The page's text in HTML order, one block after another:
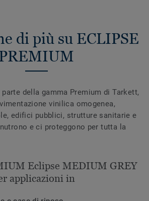
di più su ECLIPSE
della gamma Premium di Tarkett,
vinilica omogenea,
edifici pubblici, strutture sanitarie e
e ci proteggono per tutta la
Eclipse MEDIUM GREY
applicazioni in